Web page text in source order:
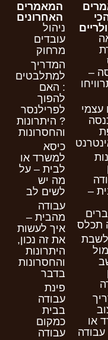
–
עצמי
–
תכלס
לשבת
או
המאמרים
האחרונים
ניהול
עובדים
מרחוק
המדריך
למתלבטים
: האם
להפוך
לפרילנסר
? היתרונות
והחסרונות
כיסא
למשרד או
לבית – על
מה יש
לשים לב
עבודה
מהבית –
איך לעשות
את זה נכון,
היתרונות
והחסרונות
בדבר
פינת
עבודה
בבית
כמקום
עבודה